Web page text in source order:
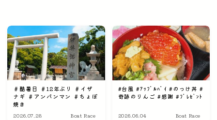
＃酷暑日 ＃12年ぶり ＃イザ
ナギ ＃アンパンマン ＃ちょぼ
焼き
2026.07.28 Boat Race
#台風 #ｱｯﾌﾟﾙﾊﾟｲ #のっけ丼 #
奇跡のりんご #感謝 #ﾌﾟﾚｾﾞﾝﾄ
2026.06.04 Boat Race